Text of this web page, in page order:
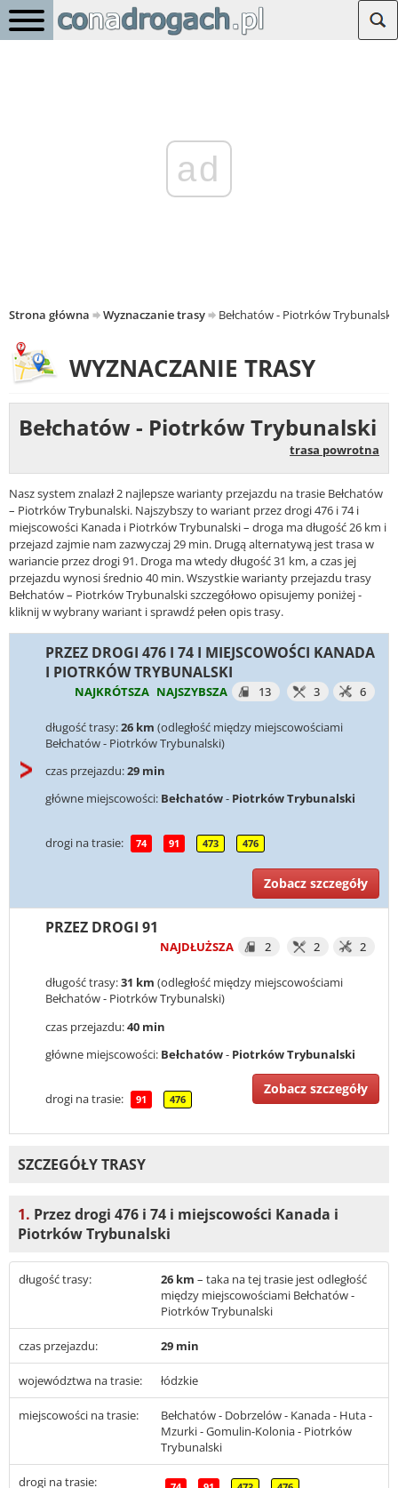
ad
Strona główna Wyznaczanie trasy Bełchatów - Piotrków Trybunalski
WYZNACZANIE TRASY
Bełchatów - Piotrków Trybunalski
trasa powrotna
Nasz system znalazł 2 najlepsze warianty przejazdu na trasie Bełchatów
– Piotrków Trybunalski. Najszybszy to wariant przez drogi 476 i 74 i
miejscowości Kanada i Piotrków Trybunalski – droga ma długość 26 km i
przejazd zajmie nam zazwyczaj 29 min. Drugą alternatywą jest trasa w
wariancie przez drogi 91. Droga ma wtedy długość 31 km, a czas jej
przejazdu wynosi średnio 40 min. Wszystkie warianty przejazdu trasy
Bełchatów – Piotrków Trybunalski szczegółowo opisujemy poniżej -
kliknij w wybrany wariant i sprawdź pełen opis trasy.
PRZEZ DROGI 476 I 74 I MIEJSCOWOŚCI KANADA
I PIOTRKÓW TRYBUNALSKI
NAJKRÓTSZA NAJSZYBSZA 13 3 6
długość trasy:26 km (odległość między miejscowościami
Bełchatów - Piotrków Trybunalski)
czas przejazdu:29 min
główne miejscowości: Bełchatów- Piotrków Trybunalski
drogi na trasie: 74 91 473 476
Zobacz szczegóły
PRZEZ DROGI 91
NAJDŁUŻSZA 2 2 2
długość trasy:31 km (odległość między miejscowościami
Bełchatów - Piotrków Trybunalski)
czas przejazdu:40 min
główne miejscowości: Bełchatów- Piotrków Trybunalski
drogi na trasie: 91 476
Zobacz szczegóły
SZCZEGÓŁY TRASY
1. Przez drogi 476 i 74 i miejscowości Kanada i
Piotrków Trybunalski
długość trasy: 26 km – taka na tej trasie jest odległość
między miejscowościami Bełchatów -
Piotrków Trybunalski
czas przejazdu: 29 min
województwa na trasie: łódzkie
miejscowości na trasie:
Bełchatów - Dobrzelów - Kanada - Huta -
Mzurki - Gomulin-Kolonia - Piotrków
Trybunalski
drogi na trasie: